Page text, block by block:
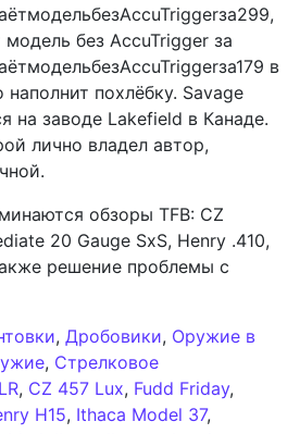
без AccuTrigger за
в
похлёбку. Savage
на заводе Lakefield в Канаде.
лично владел автор,
обзоры TFB: CZ
20 Gauge SxS, Henry .410,
решение проблемы с
, Дробовики, Оружие в
, Стрелковое
, CZ 457 Lux, Fudd Friday,
H15, Ithaca Model 37,